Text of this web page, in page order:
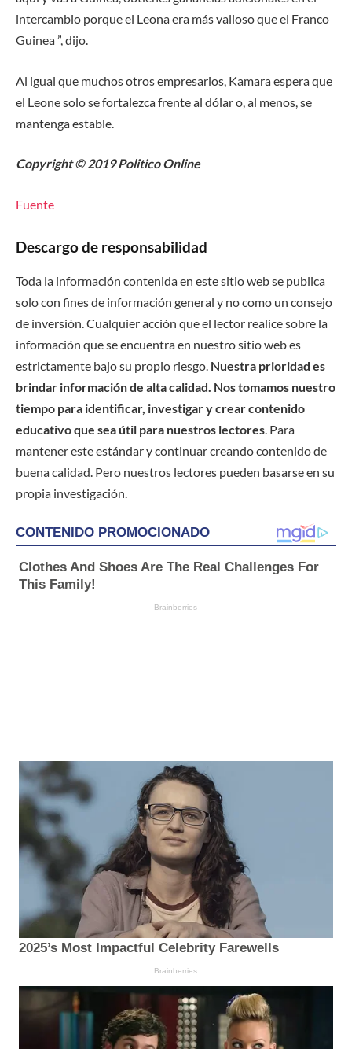
intercambio porque el Leona era más valioso que el Franco
Guinea ”, dijo.
Al igual que muchos otros empresarios, Kamara espera que
el Leone solo se fortalezca frente al dólar o, al menos, se
mantenga estable.
Copyright © 2019 Politico Online
Fuente
Descargo de responsabilidad
Toda la información contenida en este sitio web se publica
solo con fines de información general y no como un consejo
de inversión. Cualquier acción que el lector realice sobre la
información que se encuentra en nuestro sitio web es
estrictamente bajo su propio riesgo. Nuestra prioridad es
brindar información de alta calidad. Nos tomamos nuestro
tiempo para identificar, investigar y crear contenido
educativo que sea útil para nuestros lectores . Para
mantener este estándar y continuar creando contenido de
buena calidad. Pero nuestros lectores pueden basarse en su
propia investigación.